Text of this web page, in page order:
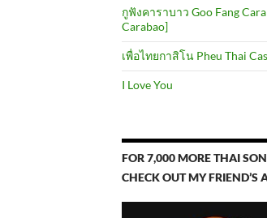
กูฟังคาราบาว Goo Fang
Carabao]
เพื่อไทยกาสิโน Pheu Thai
I Love You
FOR 7,000 MORE THAI
CHECK OUT MY FRIEND’S